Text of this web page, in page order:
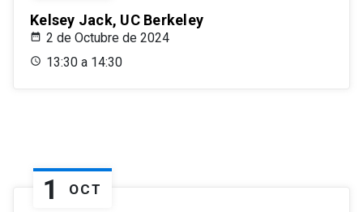
Kelsey Jack, UC Berkeley
2 de Octubre de 2024
13:30 a 14:30
1 OCT